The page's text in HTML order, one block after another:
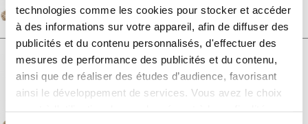
technologies comme les cookies pour stocker et accéder
à des informations sur votre appareil, afin de diffuser des
publicités et du contenu personnalisés, d'effectuer des
mesures de performance des publicités et du contenu,
ainsi que de réaliser des études d’audience, favorisant
ainsi le développement de services. Vous avez le choix
K0535
Sac à main pochette bandoulière
pour téléphone Les Sacs de K'rlot
10.00€
K0534